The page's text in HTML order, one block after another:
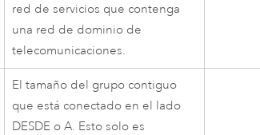
red de servicios que contenga
una red de dominio de
telecomunicaciones.
El tamaño del grupo contiguo
que está conectado en el lado
DESDE o A. Esto solo es